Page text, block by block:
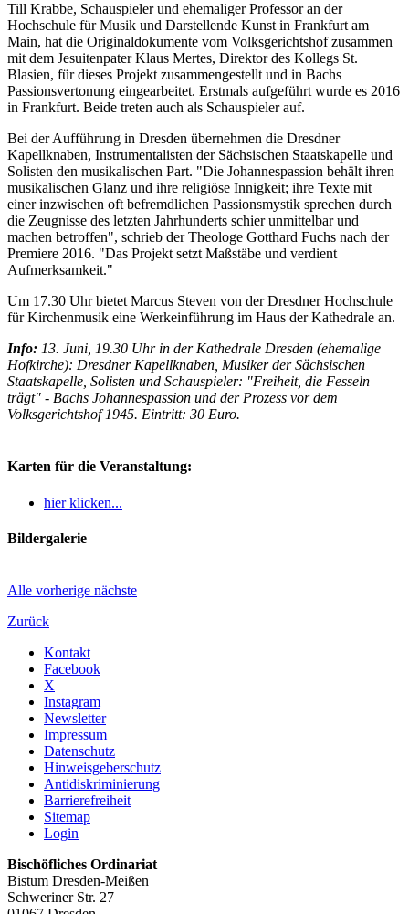
Till Krabbe, Schauspieler und ehemaliger Professor an der
Hochschule für Musik und Darstellende Kunst in Frankfurt am
Main, hat die Originaldokumente vom Volksgerichtshof zusammen
mit dem Jesuitenpater Klaus Mertes, Direktor des Kollegs St.
Blasien, für dieses Projekt zusammengestellt und in Bachs
Passionsvertonung eingearbeitet. Erstmals aufgeführt wurde es 2016
in Frankfurt. Beide treten auch als Schauspieler auf.
Bei der Aufführung in Dresden übernehmen die Dresdner
Kapellknaben, Instrumentalisten der Sächsischen Staatskapelle und
Solisten den musikalischen Part. "Die Johannespassion behält ihren
musikalischen Glanz und ihre religiöse Innigkeit; ihre Texte mit
einer inzwischen oft befremdlichen Passionsmystik sprechen durch
die Zeugnisse des letzten Jahrhunderts schier unmittelbar und
machen betroffen", schrieb der Theologe Gotthard Fuchs nach der
Premiere 2016. "Das Projekt setzt Maßstäbe und verdient
Aufmerksamkeit."
Um 17.30 Uhr bietet Marcus Steven von der Dresdner Hochschule
für Kirchenmusik eine Werkeinführung im Haus der Kathedrale an.
Info: 13. Juni, 19.30 Uhr in der Kathedrale Dresden (ehemalige
Hofkirche): Dresdner Kapellknaben, Musiker der Sächsischen
Staatskapelle, Solisten und Schauspieler: "Freiheit, die Fesseln
trägt" - Bachs Johannespassion und der Prozess vor dem
Volksgerichtshof 1945. Eintritt: 30 Euro.
Karten für die Veranstaltung:
hier klicken...
Bildergalerie
Alle vorherige nächste
Zurück
Kontakt
Facebook
X
Instagram
Newsletter
Impressum
Datenschutz
Hinweisgeberschutz
Antidiskriminierung
Barrierefreiheit
Sitemap
Login
Bischöfliches Ordinariat
Bistum Dresden-Meißen
Schweriner Str. 27